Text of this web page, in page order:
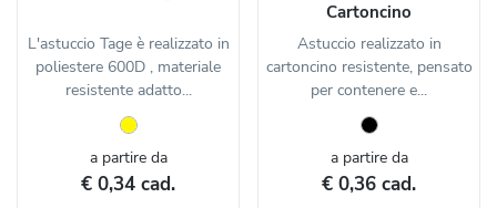
L'astuccio Tage è realizzato in
poliestere 600D , materiale
resistente adatto...
a partire da
€ 0,34 cad.
Cartoncino
Astuccio realizzato in
cartoncino resistente, pensato
per contenere e...
a partire da
€ 0,36 cad.